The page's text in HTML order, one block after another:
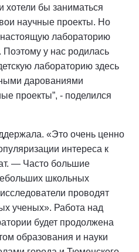
хотели бы заниматься
научные проекты. Но
лабораторию
у нас родилась
лабораторию здесь
дарованиями
проекты”, - поделился
«Это очень ценно
интереса к
— Часто большие
школьных
проводят
ученых». Работа над
будет продолжена
образования и науки